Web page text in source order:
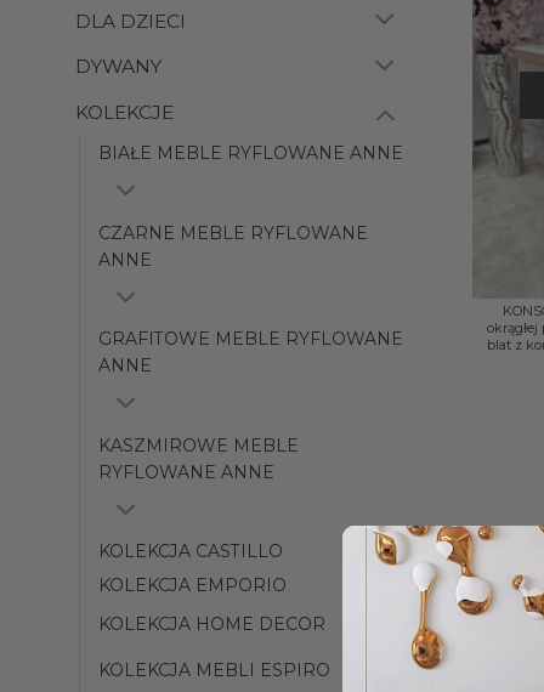
DLA DZIECI
DYWANY
KOLEKCJE
BIAŁE MEBLE RYFLOWANE ANNE
CZARNE MEBLE RYFLOWANE
ANNE
GRAFITOWE MEBLE RYFLOWANE
ANNE
KASZMIROWE MEBLE
RYFLOWANE ANNE
KOLEKCJA CASTILLO
KOLEKCJA EMPORIO
KOLEKCJA HOME DECOR
KOLEKCJA MEBLI ESPIRO
okrągłej
blat z